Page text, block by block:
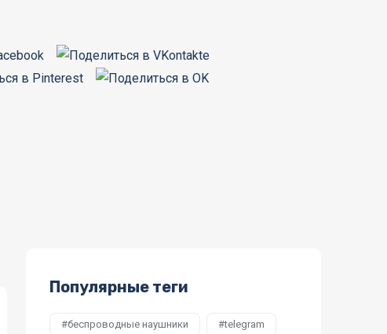
Популярные теги
беспроводные наушники telegram